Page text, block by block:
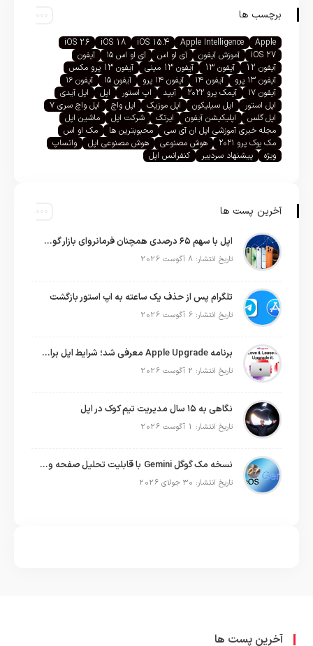
برچسب ها
Apple
Apple Intelligence
iOS 15.4
iOS 18
iOS 26
iOS 27
آموزش آیفون آی او اس آی او اس ۱۵
آیفون
آیفون 12
آیفون 13 آیفون 13 مینی
آیفون 13 پرو مکس
آیفون ۱۳ پرو
آیفون ۱۴ آیفون ۱۴ پرو آیفون ۱۵
آیفون ۱۶
آیفون ۱۷
آیمک پرو ۲۰۲۲ آیپد اپ استور اپل
اپل آیدی
اپل استور
اپل سیلیکون اپل موزیک اپل واچ
اپل واچ سری ۷
اپل گلس
اپلیکیشن آیفون ایرتگ شرکت اپل
ماشین اپل
مجله خبری آموزشی اپل ان آی سی
محبوبترین ها
مک او اس
مک بوک پرو ۲۰۲۱
هوش مصنوعی هوش مصنوعی اپل
واتساپ
ویژه
پیشنهاد سردبیر کنفرانس اپل
آخرین پست ها
اپل با سهم ۶۵ درصدی همچنان فرمانروای بازار گوشی‌های پریمیوم جهان است
تاریخ انتشار: 8 آگوست 2026
تلگرام پس از حذف یک ساعته به اپ استور بازگشت
تاریخ انتشار: 6 آگوست 2026
برنامه Apple Upgrade معرفی شد؛ شرایط اپل برای اجاره آیفون، آیپد، مک و اپل واچ
تاریخ انتشار: 2 آگوست 2026
نگاهی به ۱۵ سال مدیریت تیم کوک در اپل
تاریخ انتشار: 1 آگوست 2026
نسخه مک گوگل Gemini با قابلیت تحلیل صفحه و دستورات صوتی در به‌روزرسانی جدید
تاریخ انتشار: 30 جولای 2026
آخرین پست ها